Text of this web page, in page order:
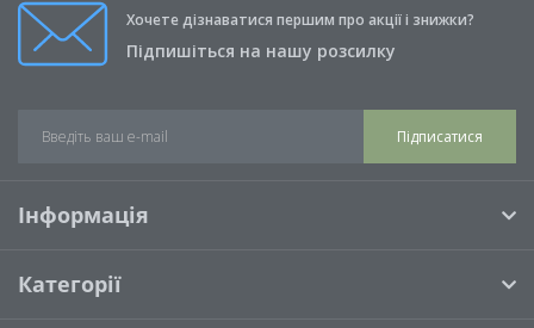
Хочете дізнаватися першим про акції і знижки?
Підпишіться на нашу розсилку
Підписатися
Інформація
Категорії